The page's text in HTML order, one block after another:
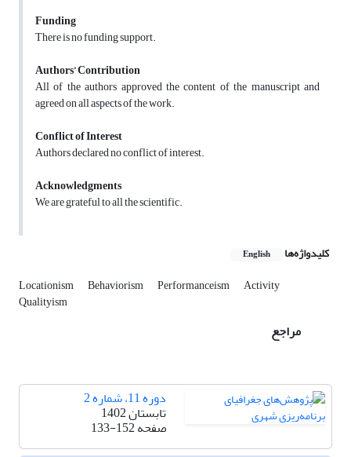
Funding
There is no funding support.
Authors’ Contribution
All of the authors approved the content of the manuscript and
agreed on all aspects of the work.
Conflict of Interest
Authors declared no conflict of interest.
Acknowledgments
We are grateful to all the scientific.
کلیدواژه‌ها English
Locationism Behaviorism Performanceism Activity
Qualityism
مراجع
دوره 11، شماره 2
تابستان 1402
صفحه133-152